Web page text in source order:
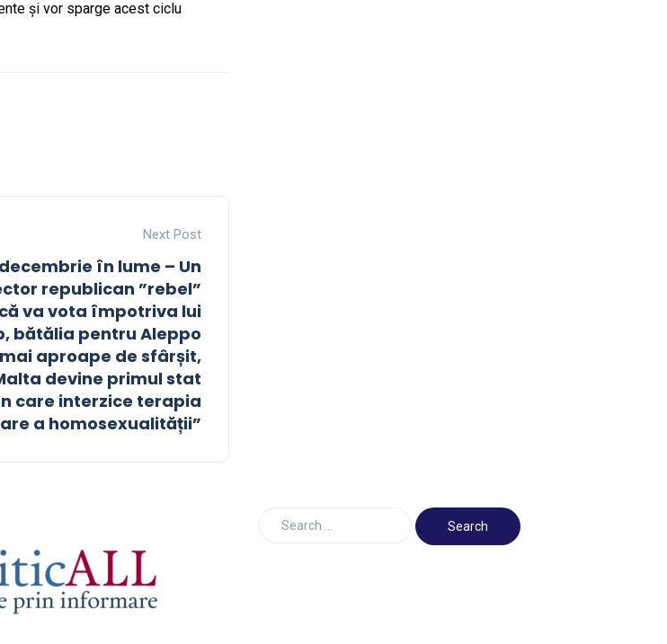
și vor sparge acest ciclu
Next Post
în lume – Un
republican ”rebel”
va vota împotriva lui
bătălia pentru Aleppo
aproape de sfârșit,
devine primul stat
care interzice terapia
a homosexualității”